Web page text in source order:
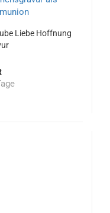
Liebe Hoffnung